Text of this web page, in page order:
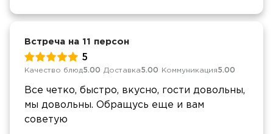
Встреча на 11 персон
5
Качество блюд5.00 Доставка5.00 Коммуникация5.00
Все четко, быстро, вкусно, гости довольны,
мы довольны. Обращусь еще и вам
советую